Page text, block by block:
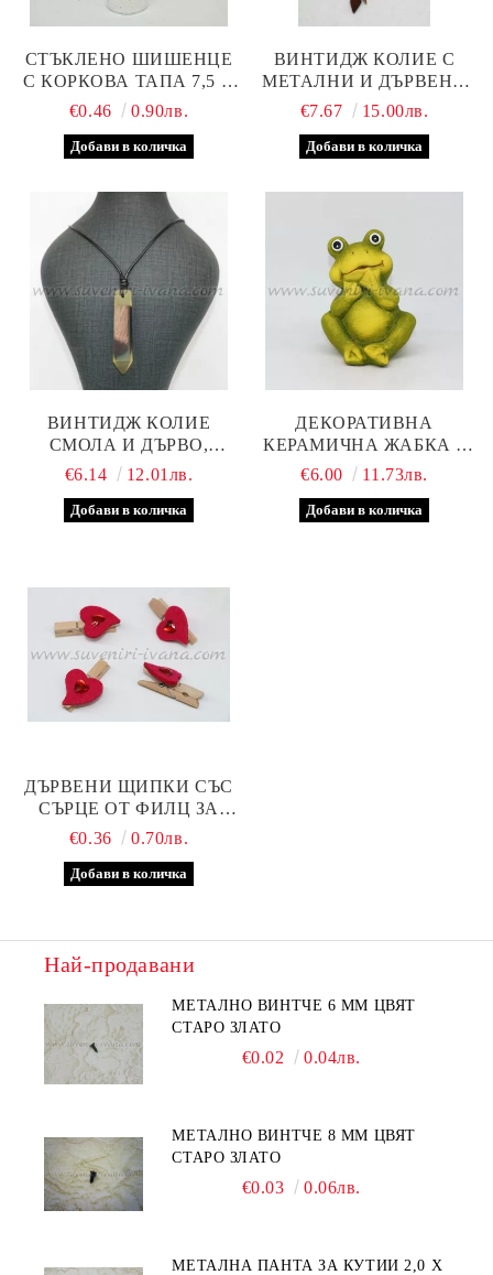
СТЪКЛЕНО ШИШЕНЦЕ
С КОРКОВА ТАПА 7,5 Х
2,0 СМ
€0.46 0.90лв.
ВИНТИДЖ КОЛИЕ С
МЕТАЛНИ И ДЪРВЕНИ
ЕЛЕМЕНТИ, МОДЕЛ ТРИ
€7.67 15.00лв.
ВИНТИДЖ КОЛИЕ
СМОЛА И ДЪРВО,
МОДЕЛ ДВЕ
€6.14 12.01лв.
ДЕКОРАТИВНА
КЕРАМИЧНА ЖАБКА –
ЗАБАВНА ФИГУРКА ЗА
€6.00 11.73лв.
ДЪРВЕНИ ЩИПКИ СЪС
СЪРЦЕ ОТ ФИЛЦ ЗА
ДЕКОРАЦИЯ 4,5 Х 0,7 СМ
€0.36 0.70лв.
Най-продавани
МЕТАЛНО ВИНТЧЕ 6 ММ ЦВЯТ
СТАРО ЗЛАТО
€0.02 0.04лв.
МЕТАЛНО ВИНТЧЕ 8 ММ ЦВЯТ
СТАРО ЗЛАТО
€0.03 0.06лв.
МЕТАЛНА ПАНТА ЗА КУТИИ 2,0 Х